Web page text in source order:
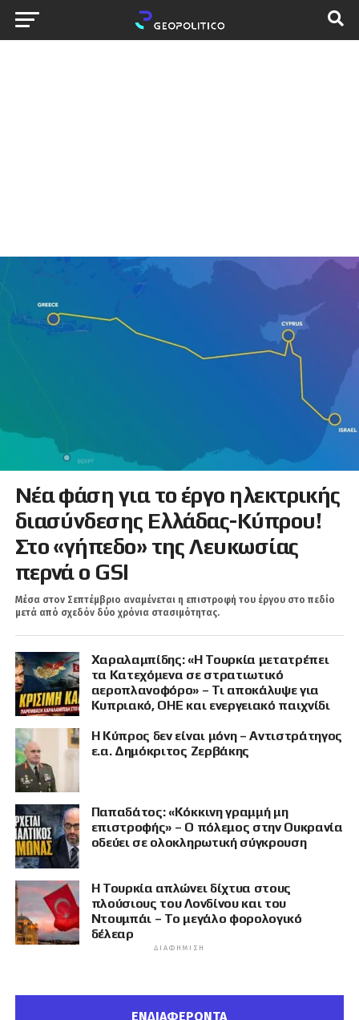
Νέα φάση για το έργο ηλεκτρικής
διασύνδεσης Ελλάδας-Κύπρου!
Στο «γήπεδο» της Λευκωσίας
περνά ο GSI
Μέσα στον Σεπτέμβριο αναμένεται η επιστροφή του έργου στο πεδίο
μετά από σχεδόν δύο χρόνια στασιμότητας.
Χαραλαμπίδης: «Η Τουρκία μετατρέπει
τα Κατεχόμενα σε στρατιωτικό
αεροπλανοφόρο» – Τι αποκάλυψε για
Κυπριακό, ΟΗΕ και ενεργειακό παιχνίδι
Η Κύπρος δεν είναι μόνη – Αντιστράτηγος
ε.α. Δημόκριτος Ζερβάκης
Παπαδάτος: «Κόκκινη γραμμή μη
επιστροφής» – Ο πόλεμος στην Ουκρανία
οδεύει σε ολοκληρωτική σύγκρουση
Η Τουρκία απλώνει δίχτυα στους
πλούσιους του Λονδίνου και του
Ντουμπάι – Το μεγάλο φορολογικό
δέλεαρ
ΔΙΑΦΉΜΙΣΗ
ΕΝΔΙΑΦΕΡΟΝΤΑ